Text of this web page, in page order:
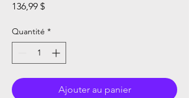
136,99 $Prix
Quantité *
Ajouter au panier